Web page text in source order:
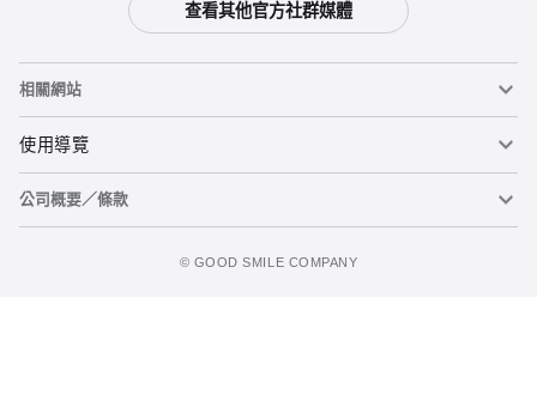
2025年04月發售・每人限購3個
查看其他官方社群媒體
相關網站
黏土人
黏土人臉部製造機（英文）
使用導覽
重要公告
公司概要／條款
©️ GOOD SMILE COMPANY